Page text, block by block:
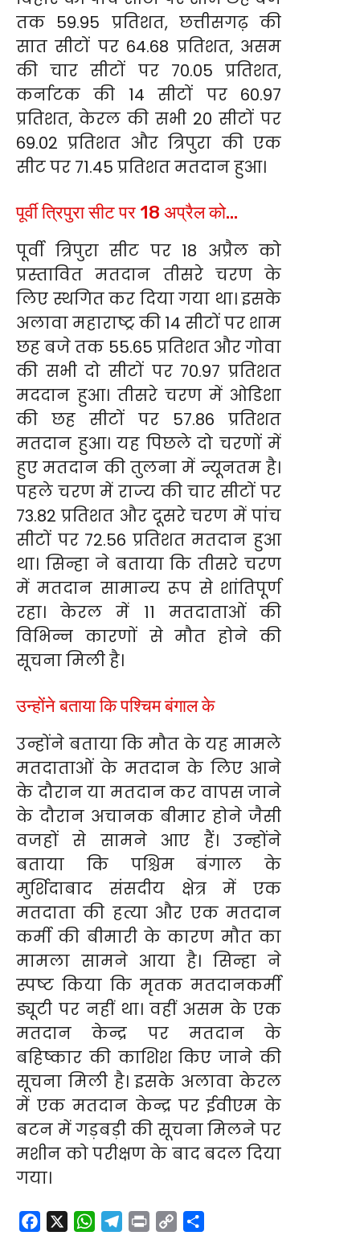
तक 59.95 प्रतिशत, छत्तीसगढ़ की
सात सीटों पर 64.68 प्रतिशत, असम
की चार सीटों पर 70.05 प्रतिशत,
कर्नाटक की 14 सीटों पर 60.97
प्रतिशत, केरल की सभी 20 सीटों पर
69.02 प्रतिशत और त्रिपुरा की एक
सीट पर 71.45 प्रतिशत मतदान हुआ।
पूर्वी त्रिपुरा सीट पर 18 अप्रैल को…
पूर्वी त्रिपुरा सीट पर 18 अप्रैल को
प्रस्तावित मतदान तीसरे चरण के
लिए स्थगित कर दिया गया था। इसके
अलावा महाराष्ट्र की 14 सीटों पर शाम
छह बजे तक 55.65 प्रतिशत और गोवा
की सभी दो सीटों पर 70.97 प्रतिशत
मददान हुआ। तीसरे चरण में ओडिशा
की छह सीटों पर 57.86 प्रतिशत
मतदान हुआ। यह पिछले दो चरणों में
हुए मतदान की तुलना में न्यूनतम है।
पहले चरण में राज्य की चार सीटों पर
73.82 प्रतिशत और दूसरे चरण में पांच
सीटों पर 72.56 प्रतिशत मतदान हुआ
था। सिन्हा ने बताया कि तीसरे चरण
में मतदान सामान्य रूप से शांतिपूर्ण
रहा। केरल में 11 मतदाताओं की
विभिन्न कारणों से मौत होने की
सूचना मिली है।
उन्होंने बताया कि पश्चिम बंगाल के
उन्होंने बताया कि मौत के यह मामले
मतदाताओं के मतदान के लिए आने
के दौरान या मतदान कर वापस जाने
के दौरान अचानक बीमार होने जैसी
वजहों से सामने आए हैं। उन्होंने
बताया कि पश्चिम बंगाल के
मुर्शिदाबाद संसदीय क्षेत्र में एक
मतदाता की हत्या और एक मतदान
कर्मी की बीमारी के कारण मौत का
मामला सामने आया है। सिन्हा ने
स्पष्ट किया कि मृतक मतदानकर्मी
ड्यूटी पर नहीं था। वहीं असम के एक
मतदान केन्द्र पर मतदान के
बहिष्कार की काशिश किए जाने की
सूचना मिली है। इसके अलावा केरल
में एक मतदान केन्द्र पर ईवीएम के
बटन में गड़बड़ी की सूचना मिलने पर
मशीन को परीक्षण के बाद बदल दिया
गया।
W